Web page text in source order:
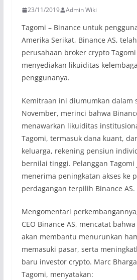
23/11/2019 Admin Wiki
Tagomi – Binance untuk
Amerika Serikat, Binance AS,
perusahaan broker crypto
menyediakan likuiditas
penggunanya.
Kemitraan ini diumumkan dalam
November, merinci bahwa
menawarkan likuiditas
Tagomi, termasuk dana kuant,
keluarga, rekening pensiun
bernilai tinggi. Pelanggan Tagomi
menerima peningkatan akses ke
perdagangan terpilih Binance AS.
Mengomentari
CEO Binance AS, mencatat
akan membantu menurunkan
memasuki pasar, serta
baru investor crypto. Marc
Tagomi, menyatakan: